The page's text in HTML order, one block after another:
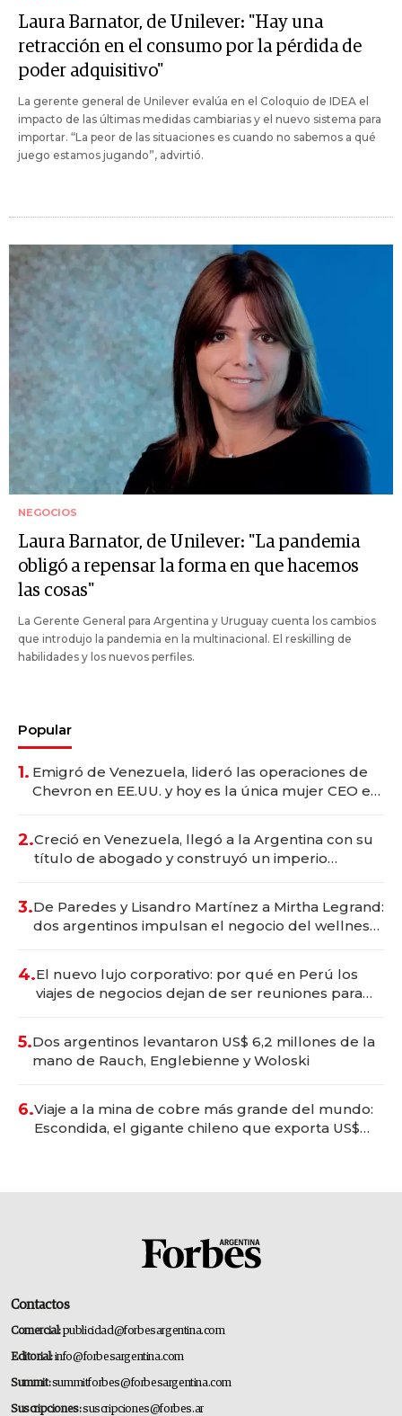
Laura Barnator, de Unilever: "Hay una
retracción en el consumo por la pérdida de
poder adquisitivo"
La gerente general de Unilever evalúa en el Coloquio de IDEA el
impacto de las últimas medidas cambiarias y el nuevo sistema para
importar. “La peor de las situaciones es cuando no sabemos a qué
juego estamos jugando”, advirtió.
NEGOCIOS
Laura Barnator, de Unilever: "La pandemia
obligó a repensar la forma en que hacemos
las cosas"
La Gerente General para Argentina y Uruguay cuenta los cambios
que introdujo la pandemia en la multinacional. El reskilling de
habilidades y los nuevos perfiles.
Popular
1. Emigró de Venezuela, lideró las operaciones de
Chevron en EE.UU. y hoy es la única mujer CEO en
2.Creció en Venezuela, llegó a la Argentina con su
título de abogado y construyó un imperio
3.De Paredes y Lisandro Martínez a Mirtha Legrand:
dos argentinos impulsan el negocio del wellness
4.El nuevo lujo corporativo: por qué en Perú los
viajes de negocios dejan de ser reuniones para
5.Dos argentinos levantaron US$ 6,2 millones de la
mano de Rauch, Englebienne y Woloski
6.Viaje a la mina de cobre más grande del mundo:
Escondida, el gigante chileno que exporta US$
Contactos
Comercial:publicidad@forbesargentina.com
Editorial:info@forbesargentina.com
Summit:summitforbes@forbesargentina.com
Suscripciones:suscripciones@forbes.ar